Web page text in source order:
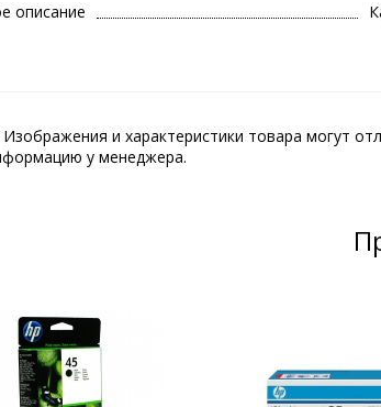
описание
Изображения и характеристики товара могут
у менеджера.